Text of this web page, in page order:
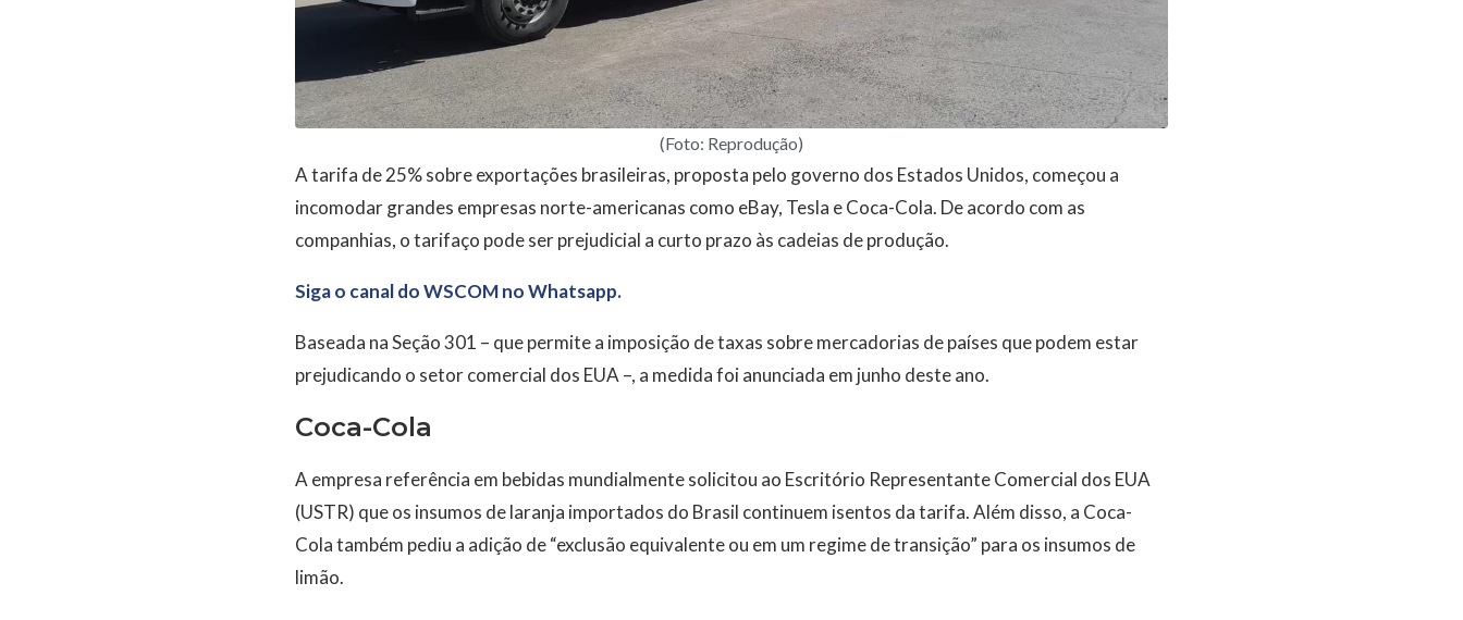
(Foto: Reprodução)
A tarifa de 25% sobre exportações brasileiras, proposta pelo governo dos Estados Unidos, começou a
incomodar grandes empresas norte-americanas como eBay, Tesla e Coca-Cola. De acordo com as
companhias, o tarifaço pode ser prejudicial a curto prazo às cadeias de produção.
Siga o canal do WSCOM no Whatsapp.
Baseada na Seção 301 – que permite a imposição de taxas sobre mercadorias de países que podem estar
prejudicando o setor comercial dos EUA –, a medida foi anunciada em junho deste ano.
Coca-Cola
A empresa referência em bebidas mundialmente solicitou ao Escritório Representante Comercial dos EUA
(USTR) que os insumos de laranja importados do Brasil continuem isentos da tarifa. Além disso, a Coca-
Cola também pediu a adição de “exclusão equivalente ou em um regime de transição” para os insumos de
limão.